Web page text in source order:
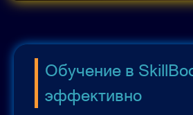
Обучение в
эффективно